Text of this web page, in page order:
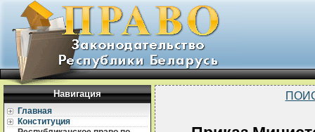
Навигация
Главная
Конституция